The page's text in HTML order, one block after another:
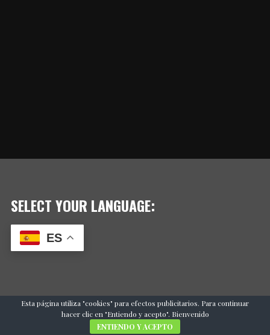
SELECT YOUR LANGUAGE:
ES
Esta página utiliza "cookies" para efectos publicitarios. Para continuar
hacer clic en "Entiendo y acepto". Bienvenido
ENTIENDO Y ACEPTO